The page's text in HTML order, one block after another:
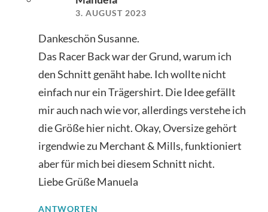
3. AUGUST 2023
Dankeschön Susanne.
Das Racer Back war der Grund, warum ich
den Schnitt genäht habe. Ich wollte nicht
einfach nur ein Trägershirt. Die Idee gefällt
mir auch nach wie vor, allerdings verstehe ich
die Größe hier nicht. Okay, Oversize gehört
irgendwie zu Merchant & Mills, funktioniert
aber für mich bei diesem Schnitt nicht.
Liebe Grüße Manuela
ANTWORTEN